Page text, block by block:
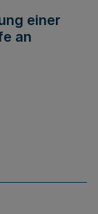
einer
an